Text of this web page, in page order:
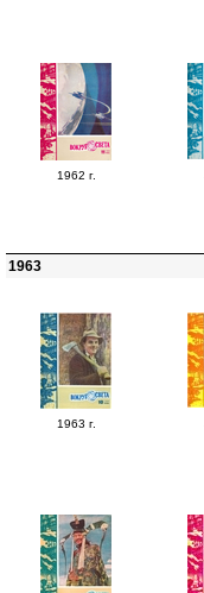
1962 г.
1963
1963 г.